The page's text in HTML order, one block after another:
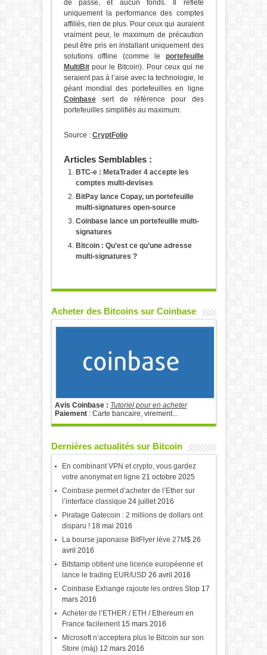
de passe, et aucun fonds. Il reflète
uniquement la performance des comptes
affiliés, rien de plus. Pour ceux qui auraient
vraiment peur, le maximum de précaution
peut être pris en installant uniquement des
solutions offline (comme le portefeuille
MultiBitpour le Bitcoin). Pour ceux qui ne
seraient pas à l’aise avec la technologie, le
géant mondial des portefeuilles en ligne
Coinbasesert de référence pour des
portefeuilles simplifiés au maximum.
Source : CryptFolio
Articles Semblables :
BTC-e : MetaTrader 4 accepte les
comptes multi-devises
BitPay lance Copay, un portefeuille
multi-signatures open-source
Coinbase lance un portefeuille multi-
signatures
Bitcoin : Qu’est ce qu’une adresse
multi-signatures ?
Acheter des Bitcoins sur Coinbase
Avis Coinbase : Tutoriel pour en acheter
Paiement: Carte bancaire, virement...
Dernières actualités sur Bitcoin
En combinant VPN et crypto, vous gardez
votre anonymat en ligne 21 octobre 2025
Coinbase permet d’acheter de l’Ether sur
l’interface classique 24 juillet 2016
Piratage Gatecoin : 2 millions de dollars ont
disparu ! 18 mai 2016
La bourse japonaise BitFlyer lève 27M$ 26
avril 2016
Bitstamp obtient une licence européenne et
lance le trading EUR/USD 26 avril 2016
Coinbase Exhange rajoute les ordres Stop 17
mars 2016
Acheter de l’ETHER / ETH / Ethereum en
France facilement 15 mars 2016
Microsoft n’acceptera plus le Bitcoin sur son
Store (màj) 12 mars 2016